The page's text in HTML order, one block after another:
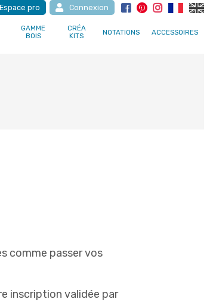
Espace pro Connexion
GAMME
BOIS
CRÉA
KITS
NOTATIONS ACCESSOIRES
comme passer vos
inscription validée par